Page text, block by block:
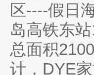
区----假日
岛高铁东
总面积
计，DYE